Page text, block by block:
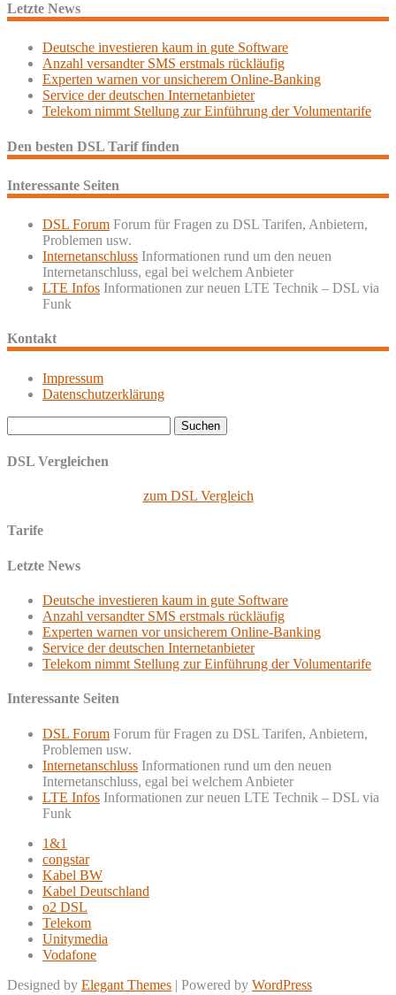
Letzte News
Deutsche investieren kaum in gute Software
Anzahl versandter SMS erstmals rückläufig
Experten warnen vor unsicherem Online-Banking
Service der deutschen Internetanbieter
Telekom nimmt Stellung zur Einführung der Volumentarife
Den besten DSL Tarif finden
Interessante Seiten
DSL Forum Forum für Fragen zu DSL Tarifen, Anbietern,
Problemen usw.
Internetanschluss Informationen rund um den neuen
Internetanschluss, egal bei welchem Anbieter
LTE Infos Informationen zur neuen LTE Technik – DSL via
Funk
Kontakt
Impressum
Datenschutzerklärung
nach:
DSL Vergleichen
zum DSL Vergleich
Tarife
Letzte News
Deutsche investieren kaum in gute Software
Anzahl versandter SMS erstmals rückläufig
Experten warnen vor unsicherem Online-Banking
Service der deutschen Internetanbieter
Telekom nimmt Stellung zur Einführung der Volumentarife
Interessante Seiten
DSL Forum Forum für Fragen zu DSL Tarifen, Anbietern,
Problemen usw.
Internetanschluss Informationen rund um den neuen
Internetanschluss, egal bei welchem Anbieter
LTE Infos Informationen zur neuen LTE Technik – DSL via
Funk
1&1
congstar
Kabel BW
Kabel Deutschland
o2 DSL
Telekom
Unitymedia
Vodafone
Designed by Elegant Themes | Powered by WordPress